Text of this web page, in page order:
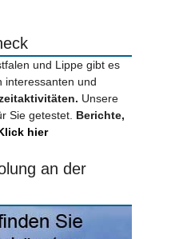
und Lippe gibt es
interessanten und
Unsere
Sie getestet. Berichte,
hier
an der